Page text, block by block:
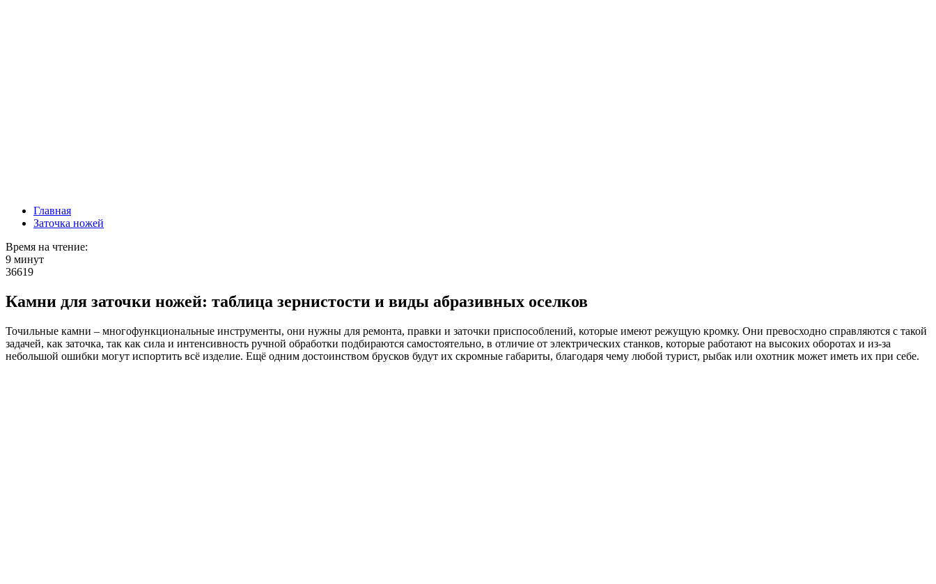
Главная
Заточка ножей
Время на чтение:
9 минут
36619
Камни для заточки ножей: таблица зернистости и виды абразивных оселков
Точильные камни – многофункциональные инструменты, они нужны для ремонта, правки и заточки приспособлений, которые имеют режущую кромку. Они превосходно справляются с такой
задачей, как заточка, так как сила и интенсивность ручной обработки подбираются самостоятельно, в отличие от электрических станков, которые работают на высоких оборотах и из-за
небольшой ошибки могут испортить всё изделие. Ещё одним достоинством брусков будут их скромные габариты, благодаря чему любой турист, рыбак или охотник может иметь их при себе.